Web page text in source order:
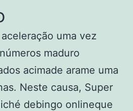
uma vez
maduro
acimade arame uma
Neste causa, Super
debingo onlineque